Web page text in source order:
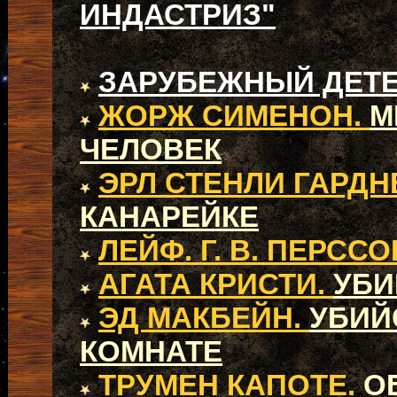
ИНДАСТРИЗ"
ЗАРУБЕЖНЫЙ
ЖОРЖ СИМЕНОН.
ЧЕЛОВЕК
ЭРЛ СТЕНЛИ
КАНАРЕЙКЕ
ЛЕЙФ. Г. В.
АГАТА КРИСТИ.
ЭД МАКБЕЙН.
КОМНАТЕ
ТРУМЕН КАПОТЕ.